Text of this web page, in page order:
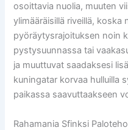
osoittavia nuolia, muuten
ylimääräisillä riveillä, koska
pyöräytysrajoituksen noin
pystysuunnassa tai
ja muuttuvat saadaksesi
kuningatar korvaa hulluilla
paikassa saavuttaakseen
Rahamania Sfinksi